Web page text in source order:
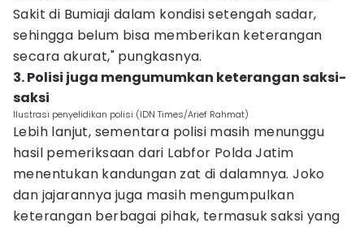
Sakit di Bumiaji dalam kondisi setengah sadar,
sehingga belum bisa memberikan keterangan
secara akurat," pungkasnya.
3. Polisi juga mengumumkan keterangan saksi-
saksi
Ilustrasi penyelidikan polisi (IDN Times/Arief Rahmat)
Lebih lanjut, sementara polisi masih menunggu
hasil pemeriksaan dari Labfor Polda Jatim
menentukan kandungan zat di dalamnya. Joko
dan jajarannya juga masih mengumpulkan
keterangan berbagai pihak, termasuk saksi yang